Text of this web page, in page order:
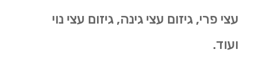
עצי פרי, גיזום עצי גינה, גיזום עצי נוי
ועוד.